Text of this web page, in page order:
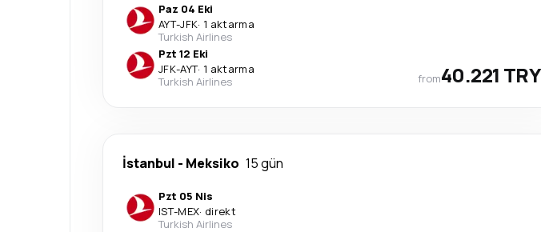
Paz 04 Eki
AYT-JFK· 1 aktarma
Turkish Airlines
Pzt 12 Eki
JFK-AYT· 1 aktarma
Turkish Airlines
from40.221 TRY
İstanbul - Meksiko 15 gün
Pzt 05 Nis
IST-MEX· direkt
Turkish Airlines